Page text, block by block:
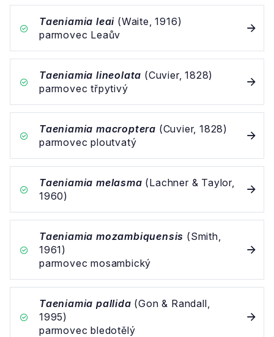
Taeniamia leai (Waite, 1916)
parmovec Leaův
Taeniamia lineolata (Cuvier, 1828)
parmovec třpytivý
Taeniamia macroptera (Cuvier, 1828)
parmovec ploutvatý
Taeniamia melasma (Lachner & Taylor,
1960)
Taeniamia mozambiquensis (Smith,
1961)
parmovec mosambický
Taeniamia pallida (Gon & Randall,
1995)
parmovec bledotělý